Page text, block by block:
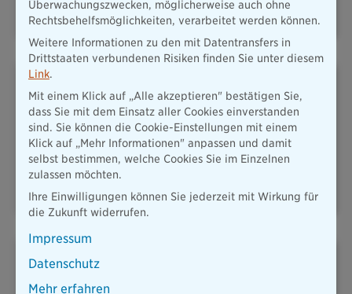
KFZ & MOBILITÄT HAUSRAT
Überwachungszwecken, möglicherweise auch ohne
Rechtsbehelfsmöglichkeiten, verarbeitet werden können.
Weitere Informationen zu den mit Datentransfers in
Drittstaaten verbundenen Risiken finden Sie unter diesem
Link.
Mit einem Klick auf „Alle akzeptieren" bestätigen Sie,
dass Sie mit dem Einsatz aller Cookies einverstanden
sind. Sie können die Cookie-Einstellungen mit einem
Klick auf „Mehr Informationen" anpassen und damit
selbst bestimmen, welche Cookies Sie im Einzelnen
zulassen möchten.
Ihre Einwilligungen können Sie jederzeit mit Wirkung für
die Zukunft widerrufen.
Impressum
Datenschutz
Mehr erfahren